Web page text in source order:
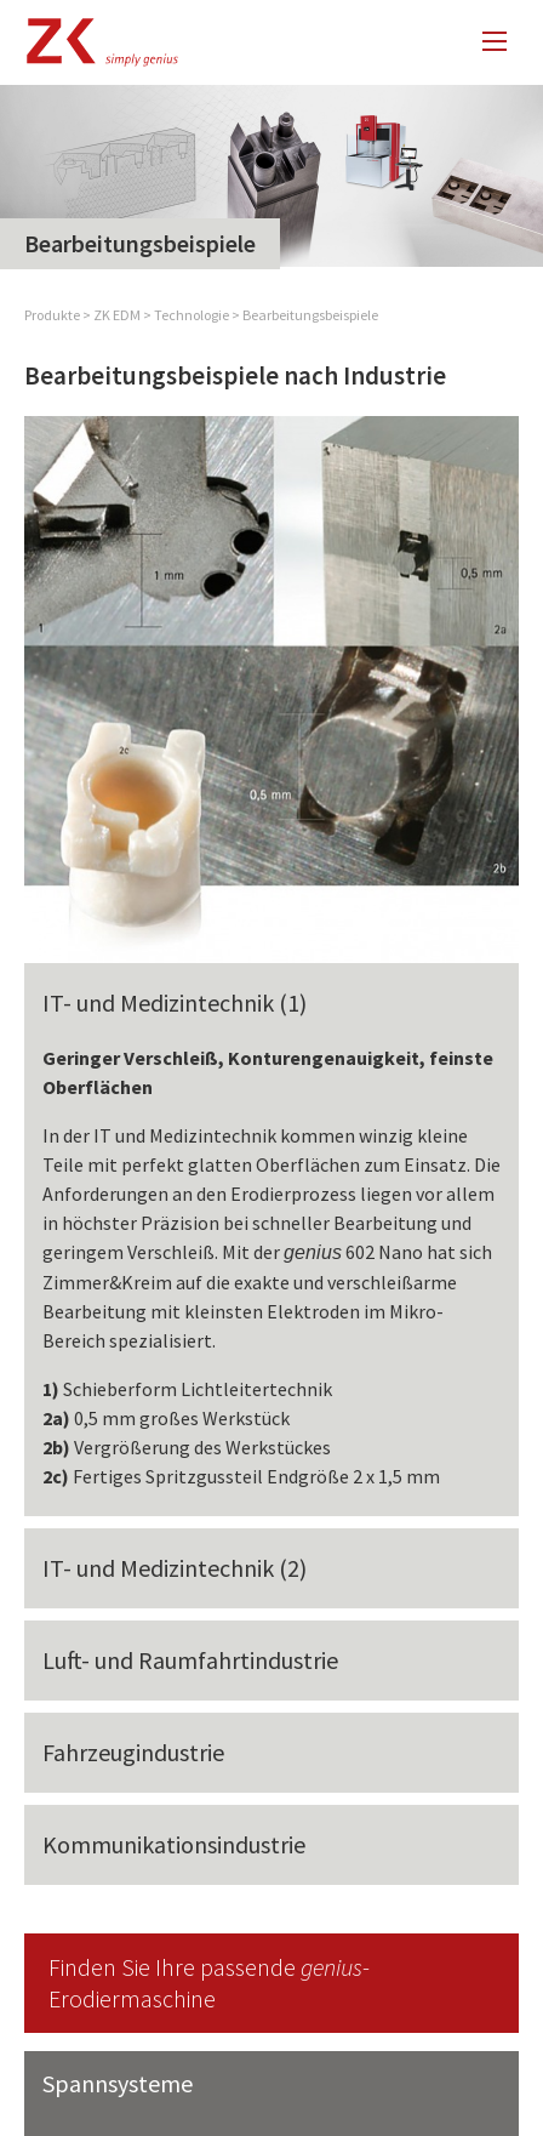
Bearbeitungsbeispiele
Produkte > ZK EDM > Technologie > Bearbeitungsbeispiele
Bearbeitungsbeispiele nach Industrie
IT- und Medizintechnik (1)
Geringer Verschleiß, Konturengenauigkeit, feinste
Oberflächen
In der IT und Medizintechnik kommen winzig kleine
Teile mit perfekt glatten Oberflächen zum Einsatz. Die
Anforderungen an den Erodierprozess liegen vor allem
in höchster Präzision bei schneller Bearbeitung und
geringem Verschleiß. Mit dergenius602 Nano hat sich
Zimmer&Kreim auf die exakte und verschleißarme
Bearbeitung mit kleinsten Elektroden im Mikro-
Bereich spezialisiert.
1) Schieberform Lichtleitertechnik
2a) 0,5 mm großes Werkstück
2b) Vergrößerung des Werkstückes
2c) Fertiges Spritzgussteil Endgröße 2 x 1,5 mm
IT- und Medizintechnik (2)
Luft- und Raumfahrtindustrie
Fahrzeugindustrie
Kommunikationsindustrie
Finden Sie Ihre passende genius-
Erodiermaschine
Spannsysteme